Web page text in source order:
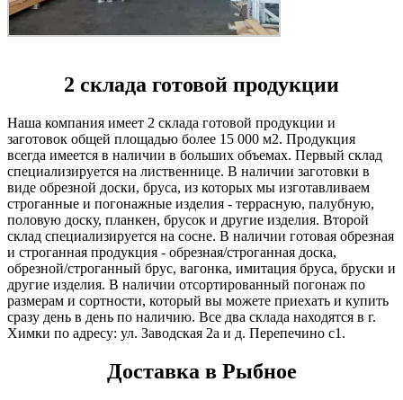
2 склада готовой продукции
Наша компания имеет 2 склада готовой продукции и
заготовок общей площадью более 15 000 м2. Продукция
всегда имеется в наличии в больших объемах. Первый склад
специализируется на лиственнице. В наличии заготовки в
виде обрезной доски, бруса, из которых мы изготавливаем
строганные и погонажные изделия - террасную, палубную,
половую доску, планкен, брусок и другие изделия. Второй
склад специализируется на сосне. В наличии готовая обрезная
и строганная продукция - обрезная/строганная доска,
обрезной/строганный брус, вагонка, имитация бруса, бруски и
другие изделия. В наличии отсортированный погонаж по
размерам и сортности, который вы можете приехать и купить
сразу день в день по наличию. Все два склада находятся в г.
Химки по адресу: ул. Заводская 2а и д. Перепечино с1.
Доставка в Рыбное